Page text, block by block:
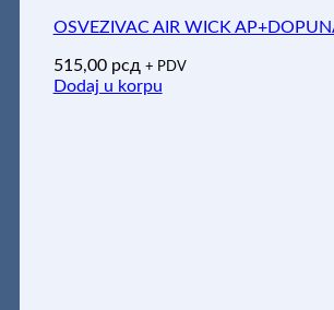
OSVEZIVAC AIR WICK
515,00 рсд + PDV
Dodaj u korpu